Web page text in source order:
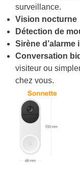
surveillance.
Vision nocturne
Détection de
Sirène d’alarme
Conversation
visiteur ou
chez vous.